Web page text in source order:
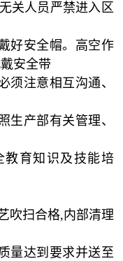
关人员严禁进入区
好安全帽。高空作
安全带
须注意相互沟通、
生产部有关管理、
教育知识及技能培
吹扫合格,内部清理
量达到要求并送至